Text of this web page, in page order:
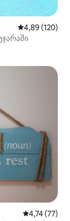
საშუალო
4,89 (120)
საშუალო
4,74 (77)